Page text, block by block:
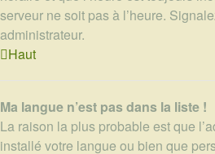
serveur ne soit pas à l’heure.
administrateur.
Haut
Ma langue n’est pas dans la liste !
La raison la plus probable est que
installé votre langue ou bien que